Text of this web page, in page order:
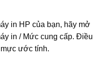
in HP của bạn, hãy mở
in / Mức cung cấp. Điều
ước tính.